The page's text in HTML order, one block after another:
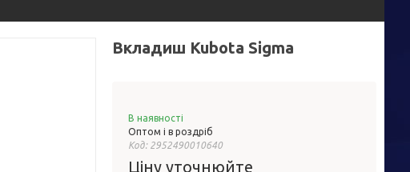
Вкладиш Kubota Sigma
В наявності
Оптом і в роздріб
Код: 2952490010640
Ціну уточнюйте